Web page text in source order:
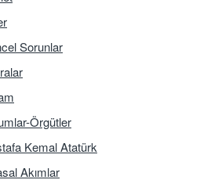
Sorunlar
Örgütler
Kemal Atatürk
Akımlar